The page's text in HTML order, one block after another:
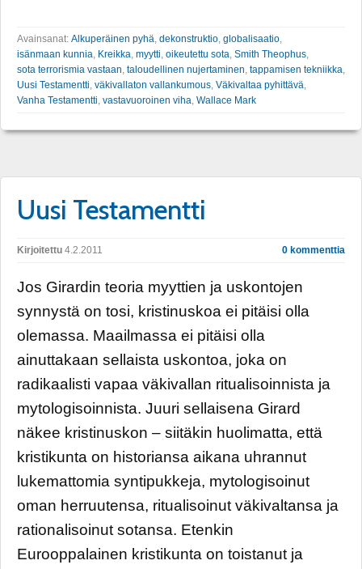
Avainsanat: Alkuperäinen pyhä, dekonstruktio, globalisaatio,
isänmaan kunnia, Kreikka, myytti, oikeutettu sota, Smith Theophus,
sota terrorismia vastaan, taloudellinen nujertaminen, tappamisen tekniikka,
Uusi Testamentti, väkivallaton vallankumous, Väkivaltaa pyhittävä,
Vanha Testamentti, vastavuoroinen viha, Wallace Mark
Uusi Testamentti
Kirjoitettu 4.2.2011 0 kommenttia
Jos Girardin teoria myyttien ja uskontojen
synnystä on tosi, kristinuskoa ei pitäisi olla
olemassa. Maailmassa ei pitäisi olla
ainuttakaan sellaista uskontoa, joka on
radikaalisti vapaa väkivallan ritualisoinnista ja
mytologisoinnista. Juuri sellaisena Girard
näkee kristinuskon – siitäkin huolimatta, että
kristikunta on historiansa aikana uhrannut
lukemattomia syntipukkeja, mytologisoinut
oman herruutensa, ritualisoinut väkivaltansa ja
rationalisoinut sotansa. Etenkin
Eurooppalainen kristikunta on toistanut ja